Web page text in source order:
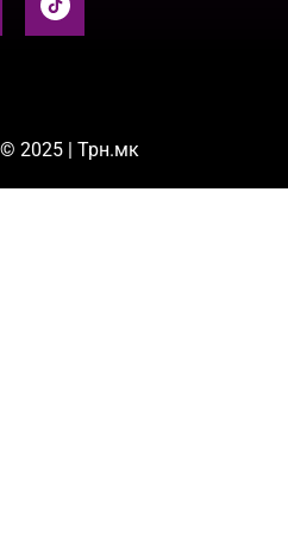
2025 | Трн.мк